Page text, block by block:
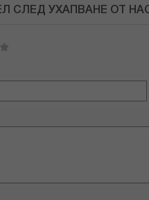
СЛЕД УХАПВАНЕ ОТ